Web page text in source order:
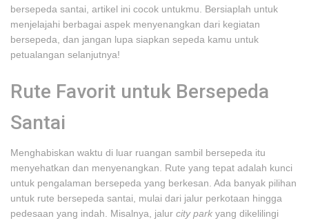
bersepeda santai, artikel ini cocok untukmu. Bersiaplah untuk
menjelajahi berbagai aspek menyenangkan dari kegiatan
bersepeda, dan jangan lupa siapkan sepeda kamu untuk
petualangan selanjutnya!
Rute Favorit untuk Bersepeda
Santai
Menghabiskan waktu di luar ruangan sambil bersepeda itu
menyehatkan dan menyenangkan. Rute yang tepat adalah kunci
untuk pengalaman bersepeda yang berkesan. Ada banyak pilihan
untuk rute bersepeda santai, mulai dari jalur perkotaan hingga
pedesaan yang indah. Misalnya, jalur city park yang dikelilingi